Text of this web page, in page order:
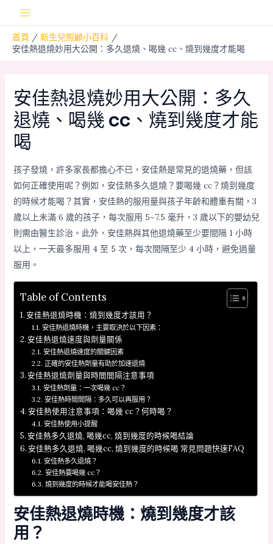
Menu
首頁
新生兒照顧小百科
安佳熱退燒妙用大公開：多久退燒、喝幾 cc、燒到幾度才能喝
安佳熱退燒妙用大公開：多久
退燒、喝幾 cc、燒到幾度才能
喝
孩子發燒，許多家長都擔心不已，安佳熱是常見的退燒藥，但該
如何正確使用呢？例如，安佳熱多久退燒？要喝幾 cc？燒到幾度
的時候才能喝？其實，安佳熱的服用量與孩子年齡和體重有關，3
歲以上未滿 6 歲的孩子，每次服用 5~7.5 毫升，3 歲以下的嬰幼兒
則需由醫生診治。此外，安佳熱與其他退燒藥至少要間隔 1 小時
以上，一天最多服用 4 至 5 次，每次間隔至少 4 小時，避免過量
服用。
Table of Contents
安佳熱退燒時機：燒到幾度才該用？
安佳熱退燒時機，主要取決於以下因素：
安佳熱退燒速度與劑量關係
安佳熱退燒速度的關鍵因素
正確的安佳熱劑量有助於加速退燒
安佳熱退燒劑量與時間間隔注意事項
安佳熱劑量：一次喝幾 cc？
安佳熱時間間隔：多久可以再服用？
安佳熱使用注意事項：喝幾 cc？何時喝？
安佳熱使用小提醒
安佳熱多久退燒, 喝幾cc, 燒到幾度的時候喝結論
安佳熱多久退燒, 喝幾cc, 燒到幾度的時候喝 常見問題快速FAQ
安佳熱多久退燒？
安佳熱要喝幾 cc？
燒到幾度的時候才能喝安佳熱？
安佳熱退燒時機：燒到幾度才該
用？